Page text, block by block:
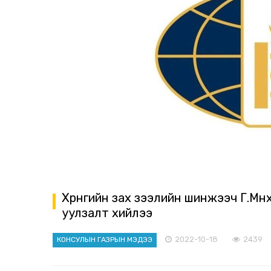
Хөрөнгийн зах зээлийн шинжээч
уулзалт хийлээ
КОНСУЛЫН ГАЗРЫН МЭДЭЭ 2022-10-18 2439